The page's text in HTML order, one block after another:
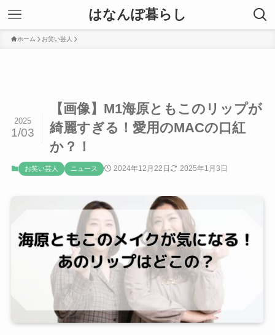
はなんぽ暮らし
ホーム お笑い芸人
【画像】M1海原ともこのリップが
綺麗すぎる！愛用のMACの口紅
か？！
2025
1/03
お笑い芸人 ニュース 2024年12月22日 2025年1月3日